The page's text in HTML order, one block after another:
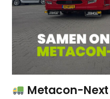
Metacon-